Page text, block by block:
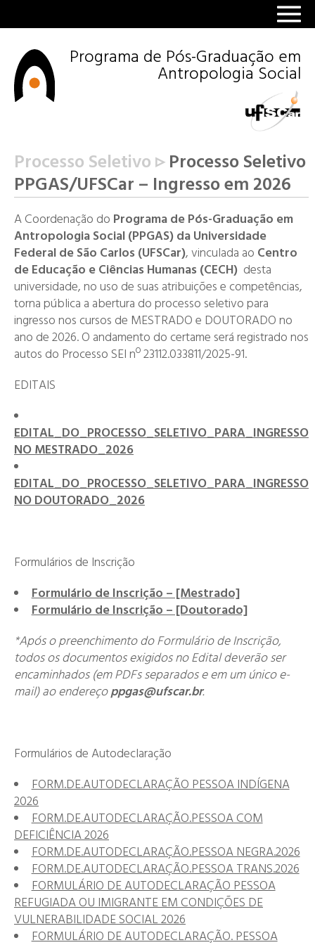
Programa de Pós-Graduação em
Antropologia Social
Processo Seletivo ▹Processo Seletivo
PPGAS/UFSCar – Ingresso em 2026
A Coordenação do Programa de Pós-Graduação em
Antropologia Social (PPGAS) da Universidade
Federal de São Carlos (UFSCar), vinculada ao Centro
de Educação e Ciências Humanas (CECH) desta
universidade, no uso de suas atribuições e competências,
torna pública a abertura do processo seletivo para
ingresso nos cursos de MESTRADO e DOUTORADO no
ano de 2026. O andamento do certame será registrado nos
autos do Processo SEI nº 23112.033811/2025-91.
EDITAIS
EDITAL_DO_PROCESSO_SELETIVO_PARA_INGRESSO
NO MESTRADO_2026
EDITAL_DO_PROCESSO_SELETIVO_PARA_INGRESSO
NO DOUTORADO_2026
Formulários de Inscrição
Formulário de Inscrição – [Mestrado]
Formulário de Inscrição – [Doutorado]
*Após o preenchimento do Formulário de Inscrição,
todos os documentos exigidos no Edital deverão ser
encaminhados (em PDFs separados e em um único e-
mail)ao endereçoppgas@ufscar.br.
Formulários de Autodeclaração
FORM.DE.AUTODECLARAÇÃO PESSOA INDÍGENA
2026
FORM.DE.AUTODECLARAÇÃO.PESSOA COM
DEFICIÊNCIA 2026
FORM.DE.AUTODECLARAÇÃO.PESSOA NEGRA.2026
FORM.DE.AUTODECLARAÇÃO.PESSOA TRANS.2026
FORMULÁRIO DE AUTODECLARAÇÃO PESSOA
REFUGIADA OU IMIGRANTE EM CONDIÇÕES DE
VULNERABILIDADE SOCIAL 2026
FORMULÁRIO DE AUTODECLARAÇÃO. PESSOA